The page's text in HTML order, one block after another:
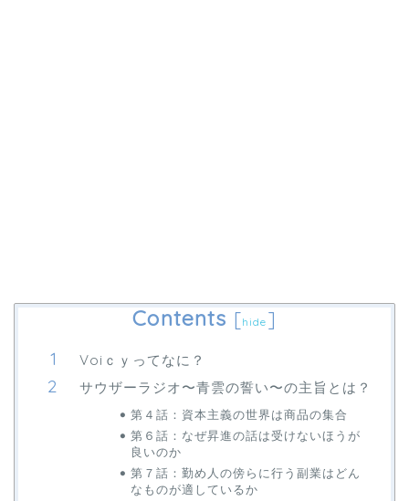
Contents [hide ]
Voiｃｙってなに？
サウザーラジオ〜青雲の誓い〜の主旨とは？
第４話：資本主義の世界は商品の集合
第６話：なぜ昇進の話は受けないほうが
良いのか
第７話：勤め人の傍らに行う副業はどん
なものが適しているか